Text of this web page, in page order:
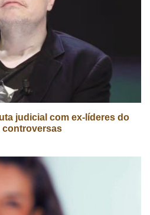
judicial com ex-líderes do
controversas